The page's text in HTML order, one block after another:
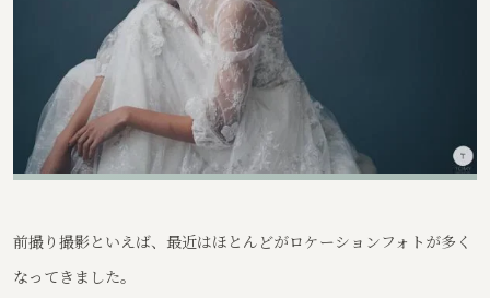
前撮り撮影といえば、最近はほとんどがロケーションフォトが多く
なってきました。